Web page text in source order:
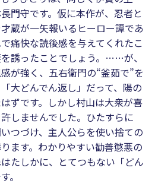
門守です。仮に本作が、忍者と
蔵が一矢報いるヒーロー譚であ
痛快な読後感を与えてくれたこ
誘ったことでしょう。……が、
が強く、五右衛門の“釜茹で”を
大どんでん返し」だって、陽の
ずです。しかし村山は大衆が喜
しませんでした。ひたすらに
つづけ、主人公らを使い捨ての
ます。わかりやすい勧善懲悪の
はたしかに、とてつもない「どん
。